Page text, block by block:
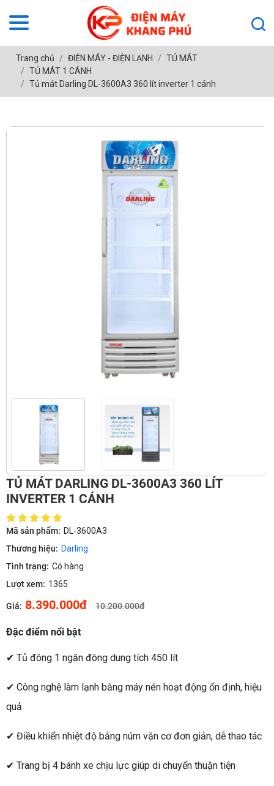
Trang chủ ĐIỆN MÁY - ĐIỆN LẠNH
TỦ MÁT
TỦ MÁT 1 CÁNH
Tủ mát Darling DL-3600A3 360 lít inverter 1 cánh
TỦ MÁT DARLING DL-3600A3 360 LÍT
INVERTER 1 CÁNH
Mã sản phẩm: DL-3600A3
Thương hiệu: Darling
Tình trạng: Có hàng
Lượt xem: 1365
Giá: 8.390.000đ 10.200.000đ
Đặc điểm nổi bật
✔ Tủ đông 1 ngăn đông dung tích 450 lít
✔ Công nghệ làm lạnh bằng máy nén hoạt động ổn định, hiệu
quả
✔ Điều khiển nhiệt độ bằng núm vặn cơ đơn giản, dễ thao tác
✔ Trang bị 4 bánh xe chịu lực giúp di chuyển thuận tiện